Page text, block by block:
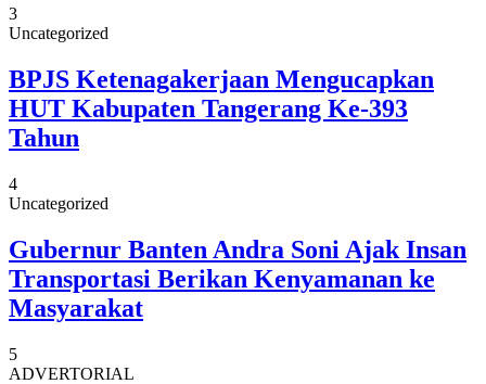
3
Uncategorized
BPJS Ketenagakerjaan Mengucapkan
HUT Kabupaten Tangerang Ke-393
Tahun
4
Uncategorized
Gubernur Banten Andra Soni Ajak Insan
Transportasi Berikan Kenyamanan ke
Masyarakat
5
ADVERTORIAL